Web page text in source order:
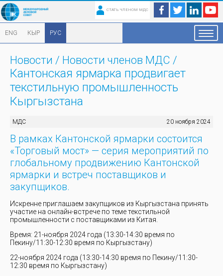
СТАТЬ ЧЛЕНОМ МДС
ENG КЫР РУС
Новости / Новости членов МДС /
Кантонская ярмарка продвигает
текстильную промышленность
Кыргызстана
МДС 20 ноября 2024
В рамках Кантонской ярмарки состоится
«Торговый мост» — серия мероприятий по
глобальному продвижению Кантонской
ярмарки и встреч поставщиков и
закупщиков.
Искренне приглашаем закупщиков из Кыргызстана принять
участие на онлайн-встрече по теме текстильной
промышленности с поставщиками из Китая.
Время: 21-ноября 2024 года (13:30-14:30 время по
Пекину/11:30-12:30 время по Кыргызстану)
22-ноября 2024 года (13:30-14:30 время по Пекину/11:30-
12:30 время по Кыргызстану)